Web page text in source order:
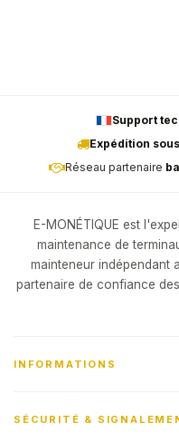
Support
Expédition
Réseau partenaire
E-MONÉTIQUE est
maintenance de
mainteneur indépendant
partenaire de confiance
INFORMATIONS
SÉCURITÉ &